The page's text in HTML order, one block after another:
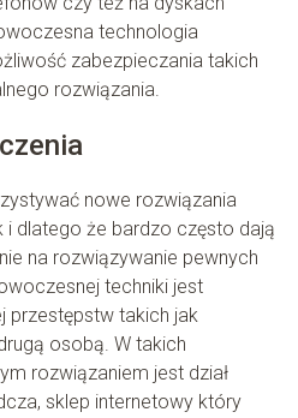
technologia
zabezpieczania takich
rozwiązania.
nowe rozwiązania
dlatego że bardzo często dają
na rozwiązywanie pewnych
techniki jest
przestępstw takich jak
osobą. W takich
rozwiązaniem jest dział
sklep internetowy który